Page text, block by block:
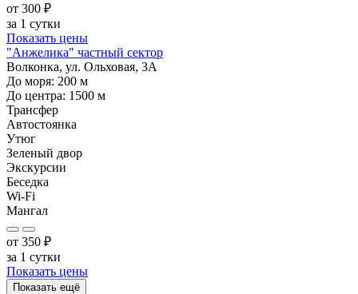
от 300 ₽
за 1 сутки
Показать цены
"Анжелика" частный сектор
Волконка, ул. Ольховая, 3А
До моря: 200 м
До центра: 1500 м
Трансфер
Автостоянка
Утюг
Зеленый двор
Экскурсии
Беседка
Wi-Fi
Мангал
от 350 ₽
за 1 сутки
Показать цены
Показать ещё